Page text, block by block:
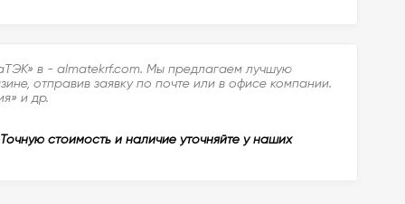
в - almatekrf.com. Мы предлагаем лучшую
отправив заявку по почте или в офисе компании.
и др.